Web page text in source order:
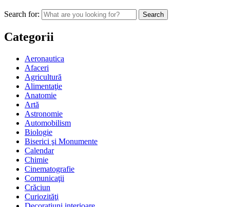
Search for:
Categorii
Aeronautica
Afaceri
Agricultură
Alimentaţie
Anatomie
Artă
Astronomie
Automobilism
Biologie
Biserici şi Monumente
Calendar
Chimie
Cinematografie
Comunicaţii
Crăciun
Curiozităţi